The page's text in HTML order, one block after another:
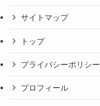
サイトマップ
トップ
プライバシーポリシー
プロフィール